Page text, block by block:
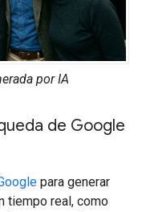
por IA
de Google
para generar
tiempo real, como